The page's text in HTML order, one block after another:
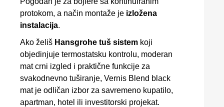
protokom, a način montaže je izložena
instalacija.
Ako želiš Hansgrohe tuš sistem koji
objedinjuje termostatsku kontrolu, moderan
mat crni izgled i praktične funkcije za
svakodnevno tuširanje, Vernis Blend black
mat je odličan izbor za savremeno kupatilo,
apartman, hotel ili investitorski projekat.